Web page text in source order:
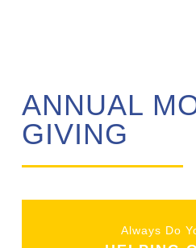
ANNUAL
GIVING
Always Do